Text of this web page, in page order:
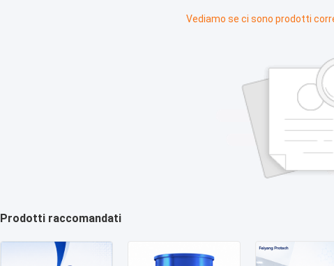
Vediamo se ci sono prodotti
Prodotti raccomandati